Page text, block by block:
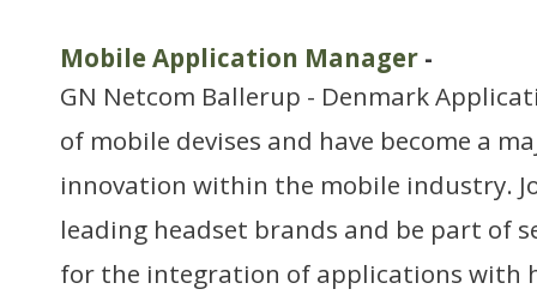
Mobile Application Manager -
GN Netcom Ballerup - Denmark
of mobile devises and have become a
innovation within the mobile industry.
leading headset brands and be part of
for the integration of applications with